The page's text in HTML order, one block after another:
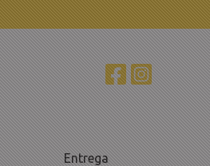
Entrega